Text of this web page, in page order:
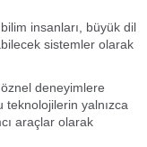
insanları, büyük dil
sistemler olarak
deneyimlere
teknolojilerin yalnızca
araçlar olarak